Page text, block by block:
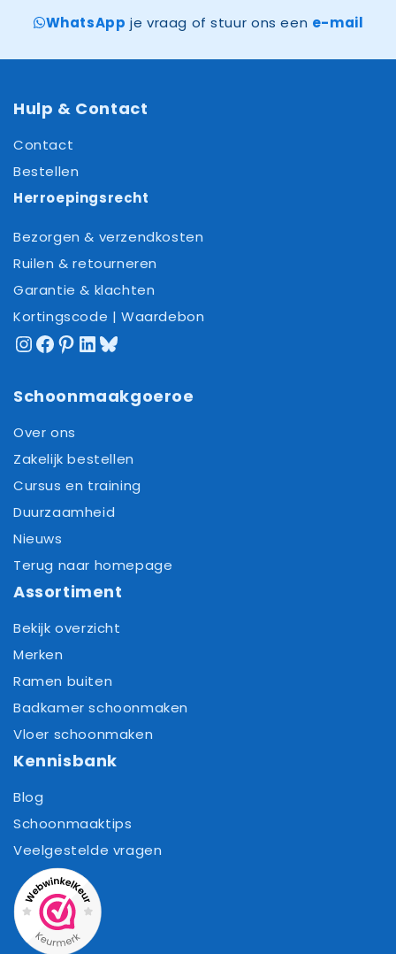
WhatsApp je vraag of stuur ons een e-mail
Hulp & Contact
Contact
Bestellen
Herroepingsrecht
Bezorgen & verzendkosten
Ruilen & retourneren
Garantie & klachten
Kortingscode | Waardebon
Instagram
Facebook
Pinterest
LinkedIn
Bluesky
Schoonmaakgoeroe
Over ons
Zakelijk bestellen
Cursus en training
Duurzaamheid
Nieuws
Terug naar homepage
Assortiment
Bekijk overzicht
Merken
Ramen buiten
Badkamer schoonmaken
Vloer schoonmaken
Kennisbank
Blog
Schoonmaaktips
Veelgestelde vragen